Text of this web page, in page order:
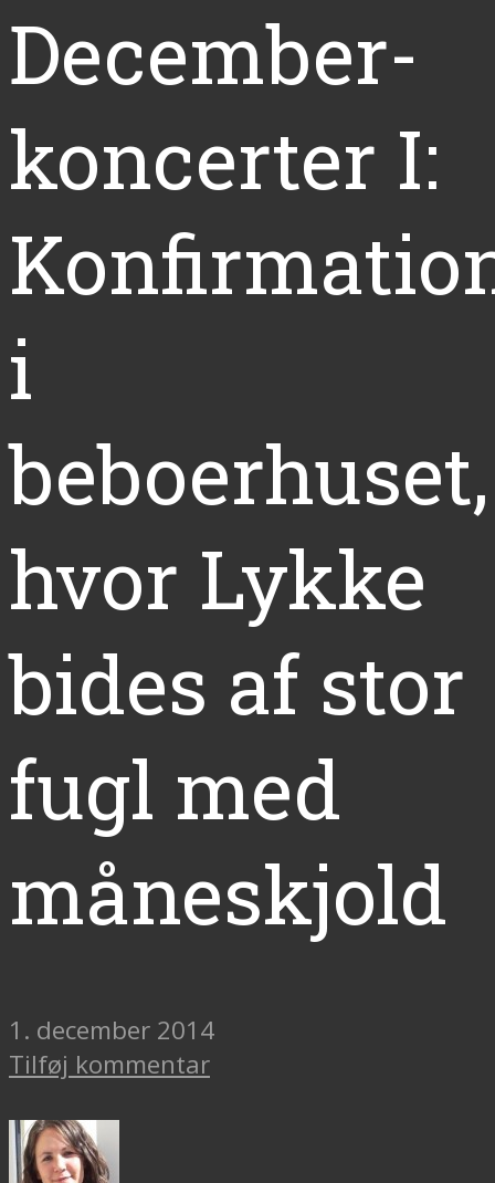
December-
koncerter I:
i
beboerhuset,
hvor Lykke
bides af stor
fugl med
måneskjold
1. december 2014
Tilføj kommentar